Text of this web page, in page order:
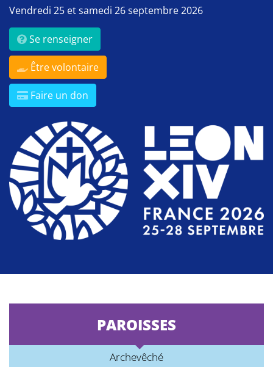
Vendredi 25 et samedi 26 septembre 2026
Se renseigner
Être volontaire
Faire un don
PAROISSES
Archevêché